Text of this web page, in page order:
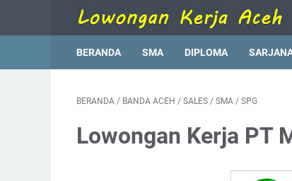
BERANDA SMA DIPLOMA
BERANDA / BANDA ACEH / SALES / SMA / SPG
Lowongan Kerja PT